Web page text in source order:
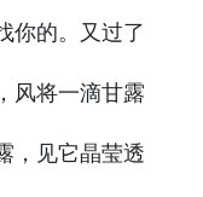
你的。又过了
风将一滴甘露
，见它晶莹透